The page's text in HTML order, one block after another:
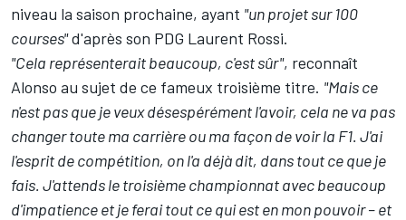
niveau la saison prochaine, ayant "un projet sur 100
courses"d'après son PDG Laurent Rossi.
"Cela représenterait beaucoup, c'est sûr", reconnaît
Alonso au sujet de ce fameux troisième titre. "Mais ce
n'est pas que je veux désespérément l'avoir, cela ne va pas
changer toute ma carrière ou ma façon de voir la F1. J'ai
l'esprit de compétition, on l'a déjà dit, dans tout ce que je
fais. J'attends le troisième championnat avec beaucoup
d'impatience et je ferai tout ce qui est en mon pouvoir – et